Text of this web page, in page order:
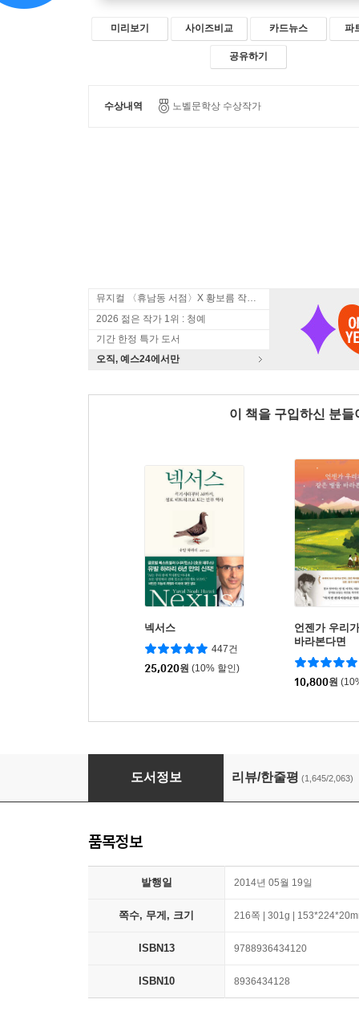
미리보기 사이즈비교 카드뉴스 파
공유하기
수상내역 노벨문학상 수상작가
뮤지컬 〈휴남동 서점〉X 황보름 작가 북토크
2026 젊은 작가 1위 : 청예
기간 한정 특가 도서
오직, 예스24에서만
이 책을 구입하신 분
넥서스
447건
25,020원 (10% 할인)
언젠가 우리
바라본다면
10,800원
소년이 온다
도서정보 리뷰/한줄평 (1,645/2,063)
품목정보
발행일 2014년 05월 19일
쪽수, 무게, 크기 216쪽 | 301g |
ISBN13 9788936434120
ISBN10 8936434128